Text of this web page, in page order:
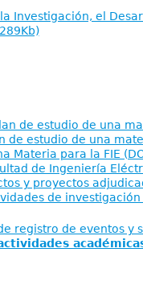
Investigación, el
de estudio de una
estudio de una
Materia para la FIE
de Ingeniería
y proyectos
de investigación
registro de eventos y